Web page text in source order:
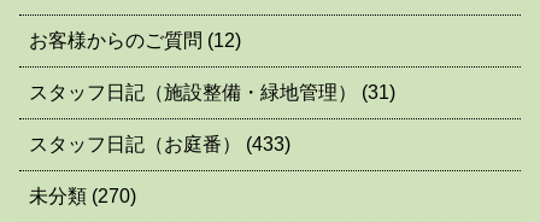
お客様からのご質問 (12)
スタッフ日記（施設整備・緑地管理） (31)
スタッフ日記（お庭番） (433)
未分類 (270)